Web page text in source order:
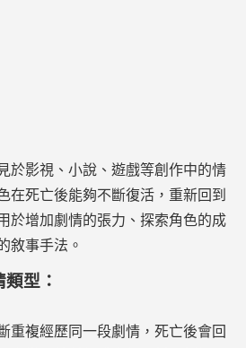
於影視、小說、遊戲等創作中的情
在死亡後能夠不斷復活，重新回到
於增加劇情的張力、探索角色的成
敘事手法。
型：
重複經歷同一段劇情，死亡後會回